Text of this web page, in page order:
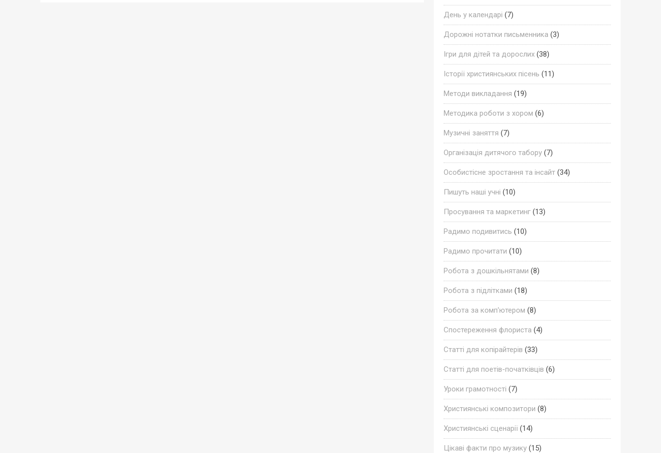
День у календарі (7)
Дорожні нотатки письменника (3)
Ігри для дітей та дорослих(38)
Історії християнських пісень (11)
Методи викладання (19)
Методика роботи з хором (6)
Музичні заняття (7)
Організація дитячого табору(7)
Особистісне зростання та інсайт(34)
Пишуть наші учні (10)
Просування та маркетинг(13)
Радимо подивитись (10)
Радимо прочитати (10)
Робота з дошкільнятами (8)
Робота з підлітками (18)
Робота за комп'ютером (8)
Спостереження флориста (4)
Статті для копірайтерів (33)
Статті для поетів-початківців (6)
Уроки грамотності (7)
Християнські композитори (8)
Християнські сценарії(14)
Цікаві факти про музику(15)